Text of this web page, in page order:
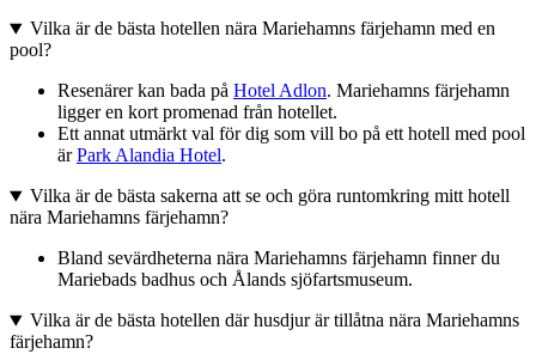
Vilka är de bästa hotellen nära Mariehamns färjehamn med en
pool?
Resenärer kan bada på Hotel Adlon. Mariehamns färjehamn
ligger en kort promenad från hotellet.
Ett annat utmärkt val för dig som vill bo på ett hotell med pool
ärPark Alandia Hotel.
Vilka är de bästa sakerna att se och göra runtomkring mitt hotell
nära Mariehamns färjehamn?
Bland sevärdheterna nära Mariehamns färjehamn finner du
Mariebads badhus och Ålands sjöfartsmuseum.
Vilka är de bästa hotellen där husdjur är tillåtna nära Mariehamns
färjehamn?